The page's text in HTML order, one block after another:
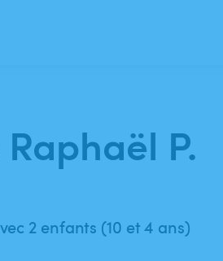
P.
2 enfants (10 et 4 ans)